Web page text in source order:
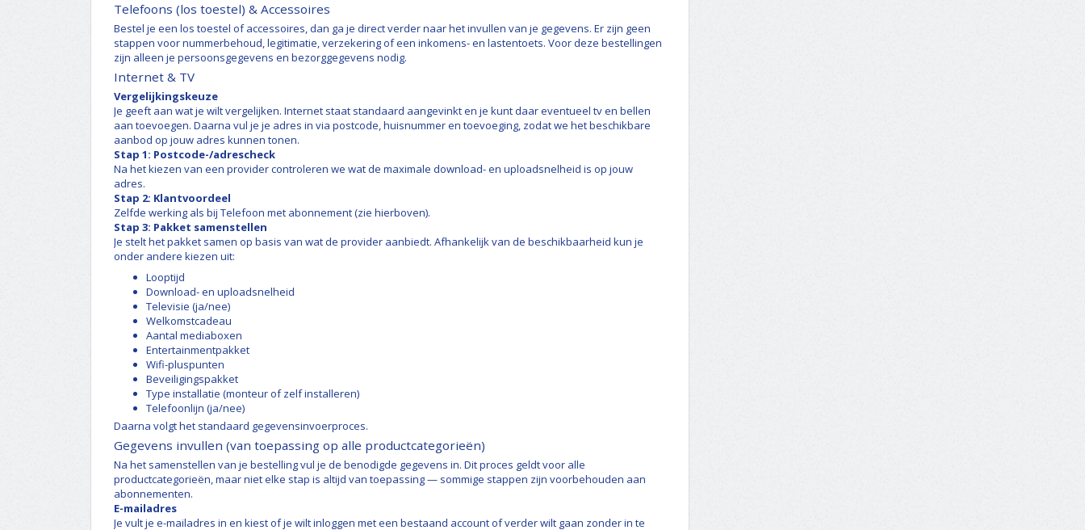
Telefoons (los toestel) & Accessoires
Bestel je een los toestel of accessoires, dan ga je direct verder naar het invullen van je gegevens. Er zijn geen
stappen voor nummerbehoud, legitimatie, verzekering of een inkomens- en lastentoets. Voor deze bestellingen
zijn alleen je persoonsgegevens en bezorggegevens nodig.
Internet & TV
Vergelijkingskeuze
Je geeft aan wat je wilt vergelijken. Internet staat standaard aangevinkt en je kunt daar eventueel tv en bellen
aan toevoegen. Daarna vul je je adres in via postcode, huisnummer en toevoeging, zodat we het beschikbare
aanbod op jouw adres kunnen tonen.
Stap 1: Postcode-/adrescheck
Na het kiezen van een provider controleren we wat de maximale download- en uploadsnelheid is op jouw
adres.
Stap 2: Klantvoordeel
Zelfde werking als bij Telefoon met abonnement (zie hierboven).
Stap 3: Pakket samenstellen
Je stelt het pakket samen op basis van wat de provider aanbiedt. Afhankelijk van de beschikbaarheid kun je
onder andere kiezen uit:
Looptijd
Download- en uploadsnelheid
Televisie (ja/nee)
Welkomstcadeau
Aantal mediaboxen
Entertainmentpakket
Wifi-pluspunten
Beveiligingspakket
Type installatie (monteur of zelf installeren)
Telefoonlijn (ja/nee)
Daarna volgt het standaard gegevensinvoerproces.
Gegevens invullen (van toepassing op alle productcategorieën)
Na het samenstellen van je bestelling vul je de benodigde gegevens in. Dit proces geldt voor alle
productcategorieën, maar niet elke stap is altijd van toepassing — sommige stappen zijn voorbehouden aan
abonnementen.
E-mailadres
Je vult je e-mailadres in en kiest of je wilt inloggen met een bestaand account of verder wilt gaan zonder in te